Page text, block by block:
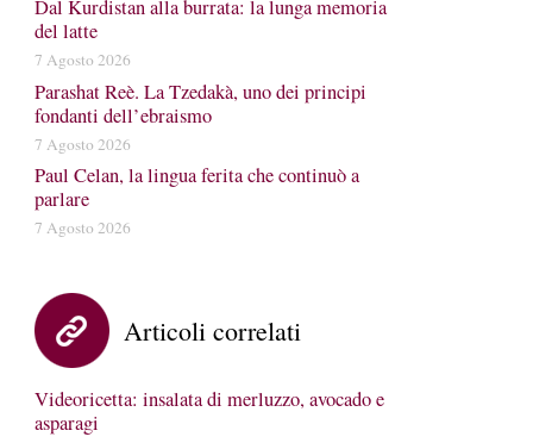
Dal Kurdistan alla burrata: la lunga memoria
del latte
7 Agosto 2026
Parashat Reè. La Tzedakà, uno dei principi
fondanti dell’ebraismo
7 Agosto 2026
Paul Celan, la lingua ferita che continuò a
parlare
7 Agosto 2026
Articoli correlati
Videoricetta: insalata di merluzzo, avocado e
asparagi